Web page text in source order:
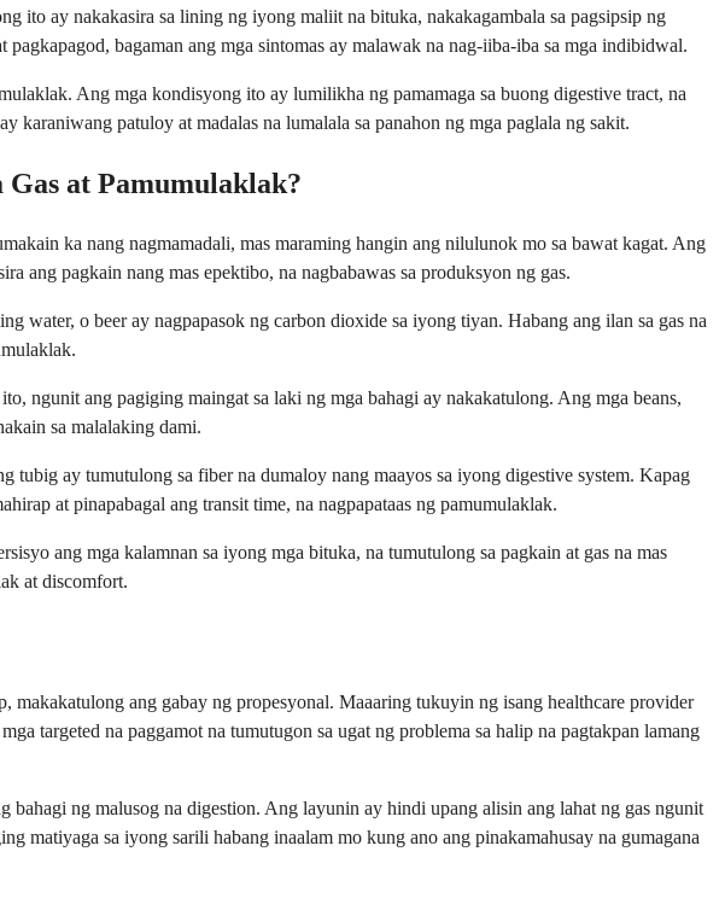
ito ay nakakasira sa lining ng iyong maliit na bituka, nakakagambala sa pagsipsip ng
bagaman ang mga sintomas ay malawak na nag-iiba-iba sa mga indibidwal.
Ang mga kondisyong ito ay lumilikha ng pamamaga sa buong digestive tract, na
karaniwang patuloy at madalas na lumalala sa panahon ng mga paglala ng sakit.
Gas at Pamumulaklak?
ka nang nagmamadali, mas maraming hangin ang nilulunok mo sa bawat kagat. Ang
ang pagkain nang mas epektibo, na nagbabawas sa produksyon ng gas.
water, o beer ay nagpapasok ng carbon dioxide sa iyong tiyan. Habang ang ilan sa gas na
ngunit ang pagiging maingat sa laki ng mga bahagi ay nakakatulong. Ang mga beans,
sa malalaking dami.
tubig ay tumutulong sa fiber na dumaloy nang maayos sa iyong digestive system. Kapag
at pinapabagal ang transit time, na nagpapataas ng pamumulaklak.
ang mga kalamnan sa iyong mga bituka, na tumutulong sa pagkain at gas na mas
at discomfort.
ang gabay ng propesyonal. Maaaring tukuyin ng isang healthcare provider
targeted na paggamot na tumutugon sa ugat ng problema sa halip na pagtakpan lamang
ng malusog na digestion. Ang layunin ay hindi upang alisin ang lahat ng gas ngunit
matiyaga sa iyong sarili habang inaalam mo kung ano ang pinakamahusay na gumagana